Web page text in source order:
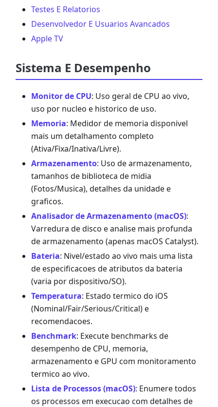
Testes E Relatorios
Desenvolvedor E Usuarios Avancados
Apple TV
Sistema E Desempenho
Monitor de CPU: Uso geral de CPU ao vivo,
uso por nucleo e historico de uso.
Memoria: Medidor de memoria disponivel
mais um detalhamento completo
(Ativa/Fixa/Inativa/Livre).
Armazenamento: Uso de armazenamento,
tamanhos de biblioteca de midia
(Fotos/Musica), detalhes da unidade e
graficos.
Analisador de Armazenamento (macOS):
Varredura de disco e analise mais profunda
de armazenamento (apenas macOS Catalyst).
Bateria: Nivel/estado ao vivo mais uma lista
de especificacoes de atributos da bateria
(varia por dispositivo/SO).
Temperatura: Estado termico do iOS
(Nominal/Fair/Serious/Critical) e
recomendacoes.
Benchmark: Execute benchmarks de
desempenho de CPU, memoria,
armazenamento e GPU com monitoramento
termico ao vivo.
Lista de Processos (macOS): Enumere todos
os processos em execucao com detalhes de